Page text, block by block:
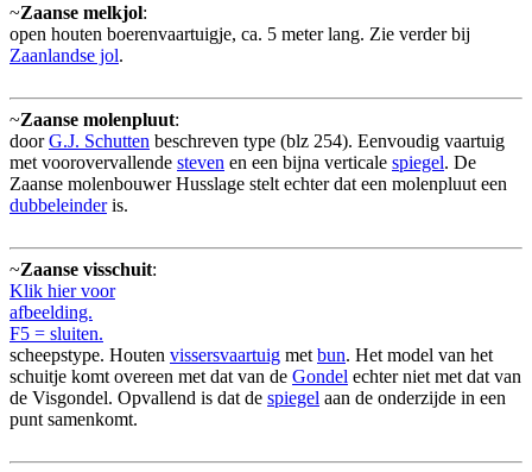
~Zaanse melkjol:
open houten boerenvaartuigje, ca. 5 meter lang. Zie verder bij
Zaanlandse jol.
~Zaanse molenpluut:
doorG.J. Schutten beschreven type (blz 254). Eenvoudig vaartuig
met voorovervallende steven en een bijna verticale spiegel. De
Zaanse molenbouwer Husslage stelt echter dat een molenpluut een
dubbeleinderis.
~Zaanse visschuit:
Klik hier voor
afbeelding.
F5 = sluiten.
scheepstype. Houten vissersvaartuig met bun. Het model van het
schuitje komt overeen met dat van de Gondel echter niet met dat van
de Visgondel. Opvallend is dat de spiegel aan de onderzijde in een
punt samenkomt.